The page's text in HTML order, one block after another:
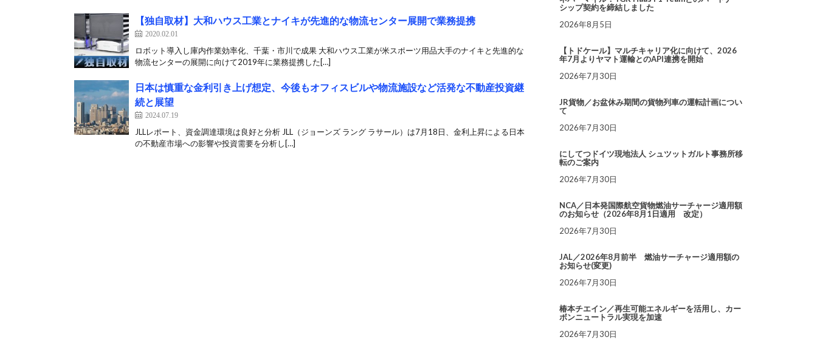
【独自取材】大和ハウス工業とナイキが先進的な物流センター展開で業務提携
2020.02.01
ロボット導入し庫内作業効率化、千葉・市川で成果 大和ハウス工業が米スポーツ用品大手のナイキと先進的な
物流センターの展開に向けて2019年に業務提携した[…]
日本は慎重な金利引き上げ想定、今後もオフィスビルや物流施設など活発な不動産投資継
続と展望
2024.07.19
JLLレポート、資金調達環境は良好と分析 JLL（ジョーンズ ラング ラサール）は7月18日、金利上昇による日本
の不動産市場への影響や投資需要を分析し[…]
シップ契約を締結しました
2026年8月5日
【トドケール】マルチキャリア化に向けて、2026
年7月よりヤマト運輸とのAPI連携を開始
2026年7月30日
JR貨物／お盆休み期間の貨物列車の運転計画につい
て
2026年7月30日
にしてつドイツ現地法人 シュツットガルト事務所移
転のご案内
2026年7月30日
NCA／日本発国際航空貨物燃油サーチャージ適用額
のお知らせ（2026年8月1日適用 改定）
2026年7月30日
JAL／2026年8月前半 燃油サーチャージ適用額の
お知らせ(変更)
2026年7月30日
椿本チエイン／再生可能エネルギーを活用し、カー
ボンニュートラル実現を加速
2026年7月30日